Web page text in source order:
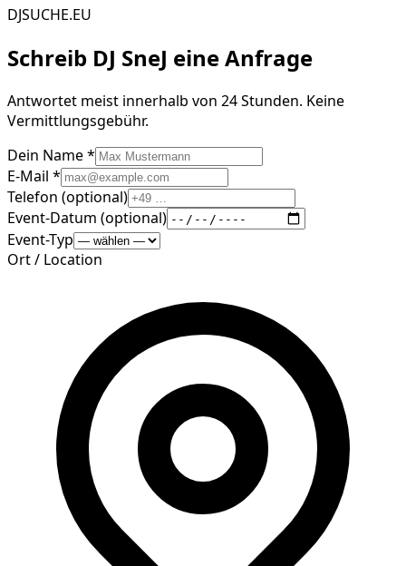
DJSUCHE.EU
Schreib DJ SneJ eine Anfrage
Antwortet meist innerhalb von 24 Stunden. Keine
Vermittlungsgebühr.
Dein Name *
E-Mail *
Telefon (optional)
Event-Datum (optional)
Event-Typ
Ort / Location